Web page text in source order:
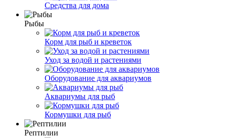
Средства для дома
Рыбы
Корм для рыб и креветок
Уход за водой и растениями
Оборудование для аквариумов
Аквариумы для рыб
Кормушки для рыб
Рептилии